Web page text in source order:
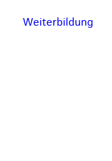
Weiterbildung